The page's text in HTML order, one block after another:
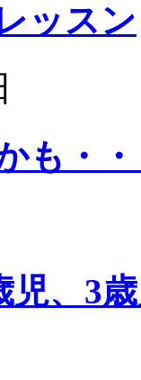
ッスン
も・
児、3